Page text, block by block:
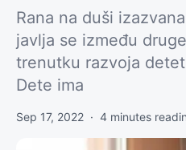
Rana na duši
javlja se između
trenutku razvoja
Dete ima
Sep 17, 2022 · 4 minutes